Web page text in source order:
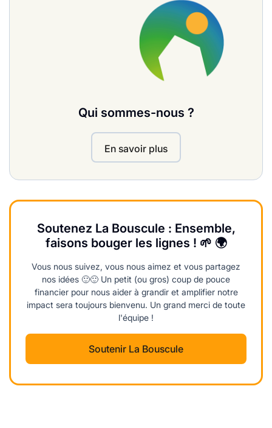
Qui sommes-nous ?
En savoir plus
Soutenez La Bouscule : Ensemble,
faisons bouger les lignes ! 🌱 🌍
Vous nous suivez, vous nous aimez et vous partagez
nos idées 🙂🙂 Un petit (ou gros) coup de pouce
financier pour nous aider à grandir et amplifier notre
impact sera toujours bienvenu. Un grand merci de toute
l'équipe !
Soutenir La Bouscule